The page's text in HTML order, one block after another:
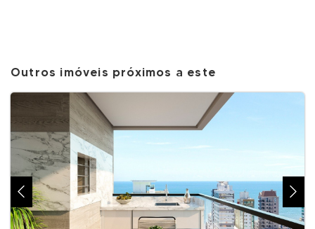
Outros imóveis próximos a este